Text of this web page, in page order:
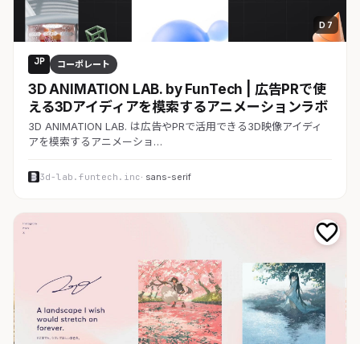
D 7
JP コーポレート
3D ANIMATION LAB. by FunTech | 広告PRで使
える3Dアイディアを模索するアニメーションラボ
3D ANIMATION LAB. は広告やPRで活用できる3D映像アイディ
アを模索するアニメーショ…
3d-lab.funtech.inc· sans-serif